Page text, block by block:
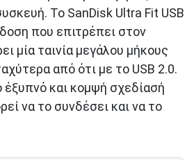
Το SanDisk Ultra Fit USB
που επιτρέπει στον
μία ταινία μεγάλου μήκους
από ότι με τo USB 2.0.
έξυπνό και κομψή σχεδίασή
να το συνδέσει και να το